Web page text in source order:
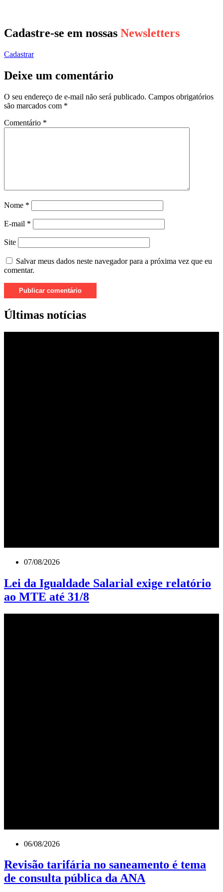
Cadastre-se em nossas Newsletters
Cadastrar
Deixe um comentário
O seu endereço de e-mail não será publicado. Campos obrigatórios
são marcados com *
Comentário *
Nome *
E-mail *
Site
Salvar meus dados neste navegador para a próxima vez que eu
comentar.
Últimas notícias
07/08/2026
Lei da Igualdade Salarial exige relatório
ao MTE até 31/8
06/08/2026
Revisão tarifária no saneamento é tema
de consulta pública da ANA